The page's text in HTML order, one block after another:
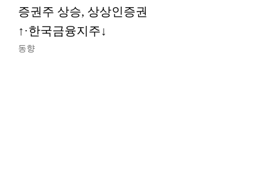
증권주 상승, 상상인증권
↑·한국금융지주↓
동향